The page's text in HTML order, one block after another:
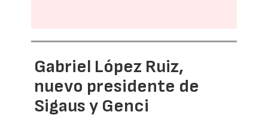
Gabriel López Ruiz,
nuevo presidente de
Sigaus y Genci